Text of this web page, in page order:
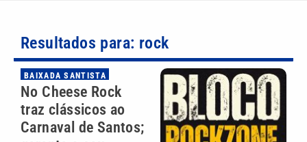
Resultados para: rock
BAIXADA SANTISTA
No Cheese Rock
traz clássicos ao
Carnaval de Santos;